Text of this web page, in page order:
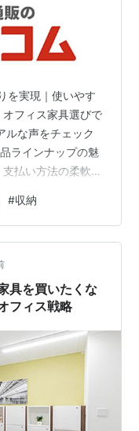
を実現｜使いやす
フィス家具選びで
ルな声をチェック
ラインナップの魅
払い方法の柔軟さ
境は、働きやすさ
す。そのため、机
購入」ではなく、
え、こんな悩みは
べばいいかわから
#収納
具を買いたくな
フィス戦略